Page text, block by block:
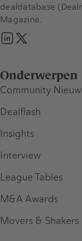
Onderwerpen
Community
Dealflash
Insights
Interview
League Tables
M&A Awards
Movers & Shakers
dealdatabase
Magazine.